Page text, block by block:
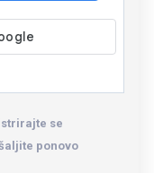
se
ponovo